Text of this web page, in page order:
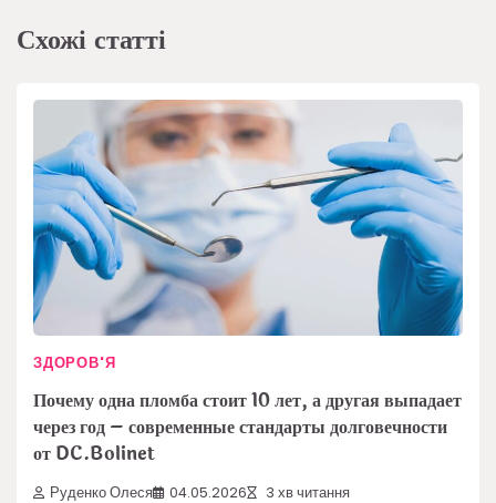
Схожі статті
ЗДОРОВ'Я
Почему одна пломба стоит 10 лет, а другая выпадает
через год – современные стандарты долговечности
от DC.Bolinet
Руденко Олеся 04.05.2026 3 хв читання